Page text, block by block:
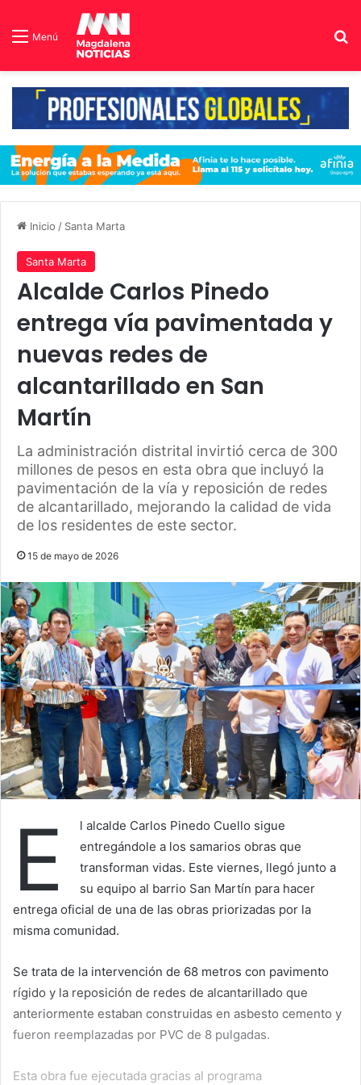
Menú
Inicio / Santa Marta
Santa Marta
Alcalde Carlos Pinedo
entrega vía pavimentada y
nuevas redes de
alcantarillado en San
Martín
La administración distrital invirtió cerca de 300
millones de pesos en esta obra que incluyó la
pavimentación de la vía y reposición de redes
de alcantarillado, mejorando la calidad de vida
de los residentes de este sector.
15 de mayo de 2026
E
l alcalde Carlos Pinedo Cuello sigue
entregándole a los samarios obras que
transforman vidas. Este viernes, llegó junto a
su equipo al barrio San Martín para hacer
entrega oficial de una de las obras priorizadas por la
misma comunidad.
Se trata de la intervención de 68 metros con pavimento
rígido y la reposición de redes de alcantarillado que
anteriormente estaban construidas en asbesto cemento y
fueron reemplazadas por PVC de 8 pulgadas.
Esta obra fue ejecutada gracias al programa